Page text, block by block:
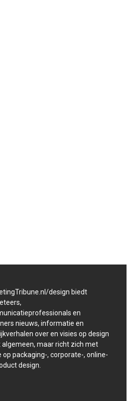
design biedt
en
nieuws, informatie en
over en visies op design
algemeen, maar richt zich met
op packaging-, corporate-, online-
design.